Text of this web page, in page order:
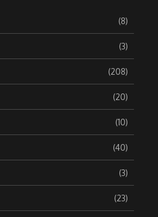
(8)
(3)
(208)
(20)
(10)
(40)
(3)
(23)